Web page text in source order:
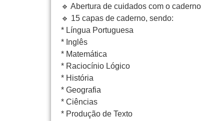
🔹 Abertura de cuidados com o caderno
🔹 15 capas de caderno, sendo:
* Língua Portuguesa
* Inglês
* Matemática
* Raciocínio Lógico
* História
* Geografia
* Ciências
* Produção de Texto